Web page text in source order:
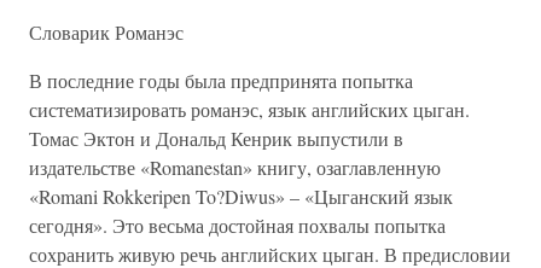
Словарик Романэс
В последние годы была предпринята попытка
систематизировать романэс, язык английских цыган.
Томас Эктон и Дональд Кенрик выпустили в
издательстве «Romanestan» книгу, озаглавленную
«Romani Rokkeripen To?Diwus» – «Цыганский язык
сегодня». Это весьма достойная похвалы попытка
сохранить живую речь английских цыган. В предисловии